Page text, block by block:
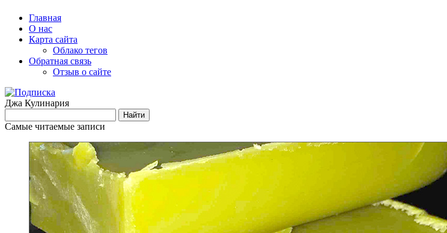
Главная
О нас
Карта сайта
Облако тегов
Обратная связь
Отзыв о сайте
Джа Кулинария
Самые читаемые записи